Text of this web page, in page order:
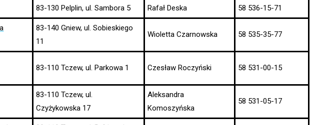
83-130 Pelplin, ul. Sambora 5 Rafał Deska 58 536-15-71
83-140 Gniew, ul. Sobieskiego
11
Wioletta Czarnowska 58 535-35-77
83-110 Tczew, ul. Parkowa 1 Czesław Roczyński 58 531-00-15
83-110 Tczew, ul.
Czyżykowska 17
Aleksandra
Komoszyńska
58 531-05-17